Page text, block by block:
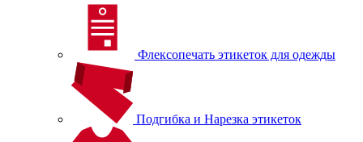
Флексопечать этикеток для одежды
Подгибка и Нарезка этикеток